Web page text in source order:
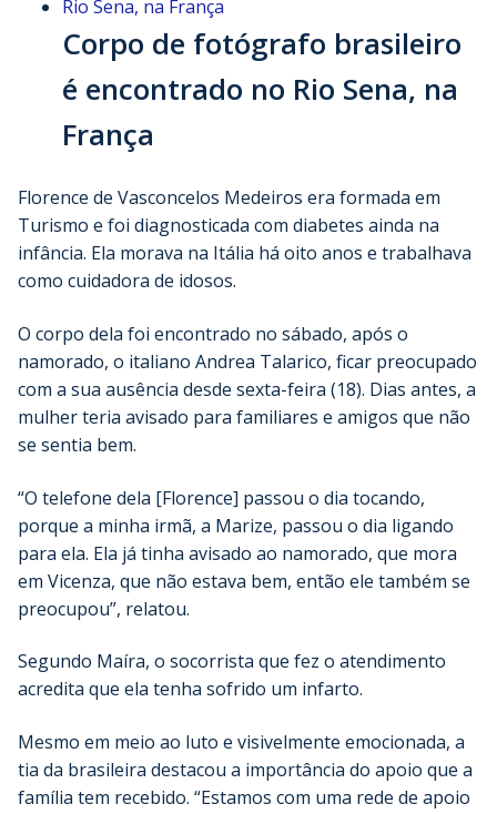
Corpo de fotógrafo brasileiro
é encontrado no Rio Sena, na
França
Florence de Vasconcelos Medeiros era formada em
Turismo e foi diagnosticada com diabetes ainda na
infância. Ela morava na Itália há oito anos e trabalhava
como cuidadora de idosos.
O corpo dela foi encontrado no sábado, após o
namorado, o italiano Andrea Talarico, ficar preocupado
com a sua ausência desde sexta-feira (18). Dias antes, a
mulher teria avisado para familiares e amigos que não
se sentia bem.
“O telefone dela [Florence] passou o dia tocando,
porque a minha irmã, a Marize, passou o dia ligando
para ela. Ela já tinha avisado ao namorado, que mora
em Vicenza, que não estava bem, então ele também se
preocupou”, relatou.
Segundo Maíra, o socorrista que fez o atendimento
acredita que ela tenha sofrido um infarto.
Mesmo em meio ao luto e visivelmente emocionada, a
tia da brasileira destacou a importância do apoio que a
família tem recebido. “Estamos com uma rede de apoio